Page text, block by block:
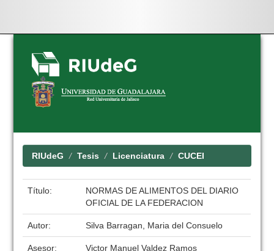
Skip
navigation
RIUdeG Tesis Licenciatura CUCEI
Título:
NORMAS DE ALIMENTOS DEL DIARIO
OFICIAL DE LA FEDERACION
Autor: Silva Barragan, Maria del Consuelo
Asesor: Victor Manuel Valdez Ramos